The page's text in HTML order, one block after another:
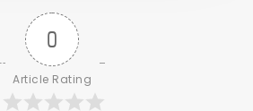
0
Article Rating